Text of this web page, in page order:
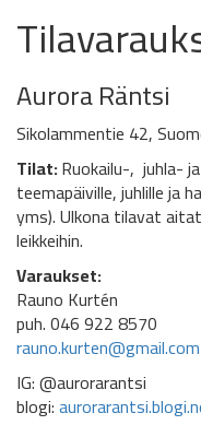
Aurora Räntsi
Sikolammentie 42,
Tilat:Ruokailu-, juhla-
teemapäiville, juhlille ja
yms). Ulkona tilavat
leikkeihin.
Varaukset:
Rauno Kurtén
puh. 046 922 8570
rauno.kurten@gmail.com
IG: @aurorarantsi
blogi: